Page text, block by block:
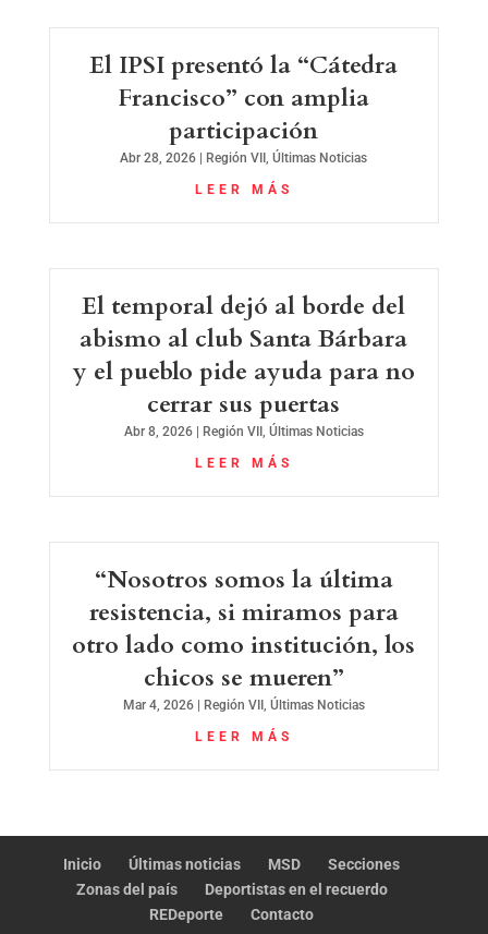
El IPSI presentó la “Cátedra
Francisco” con amplia
participación
Abr 28, 2026 Región VII,Últimas Noticias
LEER MÁS
El temporal dejó al borde del
abismo al club Santa Bárbara
y el pueblo pide ayuda para no
cerrar sus puertas
Abr 8, 2026| Región VII , Últimas Noticias
LEER MÁS
“Nosotros somos la última
resistencia, si miramos para
otro lado como institución, los
chicos se mueren”
Mar 4, 2026| Región VII , Últimas Noticias
LEER MÁS
Inicio Últimas noticias MSD
Secciones
Zonas del país
Deportistas en el recuerdo
REDeporte
Contacto